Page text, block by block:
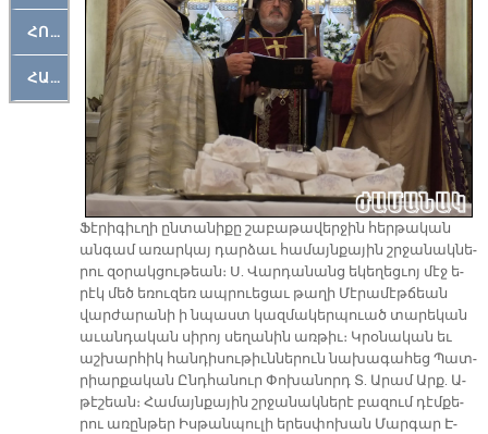
ՀՈԳԵՄՏԱՒՈՐ
ՀԱՐԹԱԿ
Ֆէ­րի­գիւ­ղի ըն­տա­նի­քը շա­բա­թա­վեր­ջին հեր­թական
ան­գամ ա­ռար­կայ դար­ձաւ հա­մայն­քա­յին շրջա­նակ­նե­
րու զօ­րակ­ցութեան։ Ս. Վար­դա­նանց ե­կե­ղեց­ւոյ մէջ ե­
րէկ մեծ եռու­զեռ ապ­րուե­ցաւ թա­ղի Մէ­րա­մէթ­ճեան
վար­ժա­րա­նի ի նպաստ կազ­մա­կեր­պուած տա­րե­կան
ա­ւան­դա­կան սի­րոյ սե­ղա­նին առ­թիւ։ Կրօ­նա­կան եւ
աշ­խար­հիկ հան­դի­սու­թիւն­նե­րուն նա­խա­գա­հեց Պատ­
րիար­քա­կան Ընդ­հա­նուր Փո­խա­նորդ Տ. Ա­րամ Արք. Ա­
թէ­շեան։ Հա­մայն­քա­յին շրջա­նակ­նե­րէ բա­զում դէմ­քե­
րու ա­ռըն­թեր Իս­թան­պու­լի ե­րես­փո­խան Մար­գար Է­